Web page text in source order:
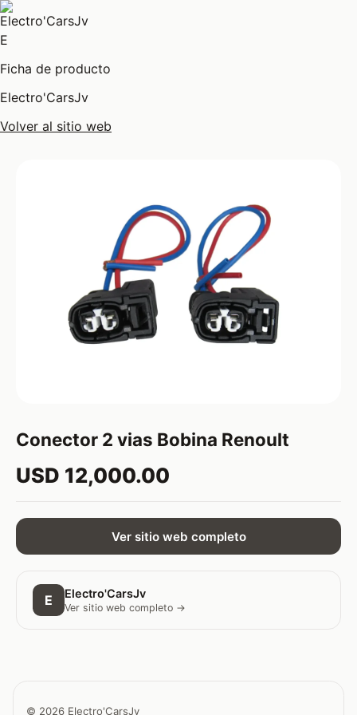
E
Ficha de producto
Electro'CarsJv
Volver al sitio web
Conector 2 vias Bobina Renoult
USD 12,000.00
Ver sitio web completo
E Electro'CarsJv
Ver sitio web completo →
© 2026 Electro'CarsJv